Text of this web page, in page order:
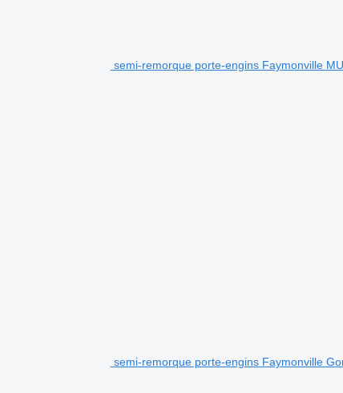
semi-remorque porte-engins Faymonville
semi-remorque porte-engins Faymonville